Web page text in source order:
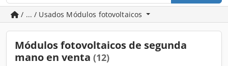
/ ... / Usados Módulos fotovoltaicos
Módulos fotovoltaicos de segunda
mano en venta (12)